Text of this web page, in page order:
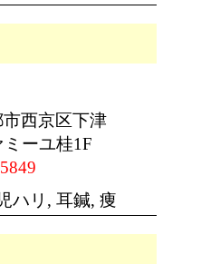
西京区下津
ーユ桂1F
ハリ, 耳鍼, 痩